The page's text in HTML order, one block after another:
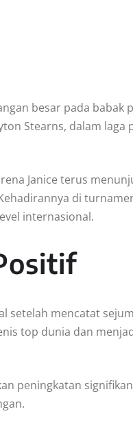
besar pada babak
Stearns, dalam laga
Janice terus
di
internasional.
setelah mencatat
top dunia dan
peningkatan